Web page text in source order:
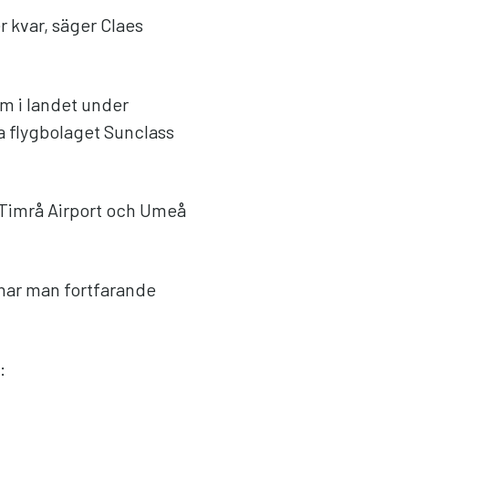
säger Claes
i landet under
flygbolaget Sunclass
Airport och Umeå
man fortfarande